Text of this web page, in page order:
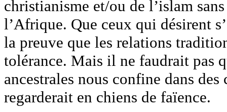
christianisme et/ou de l’islam
l’Afrique. Que ceux qui désirent
la preuve que les relations
tolérance. Mais il ne faudrait pas
ancestrales nous confine dans
regarderait en chiens de faïence.